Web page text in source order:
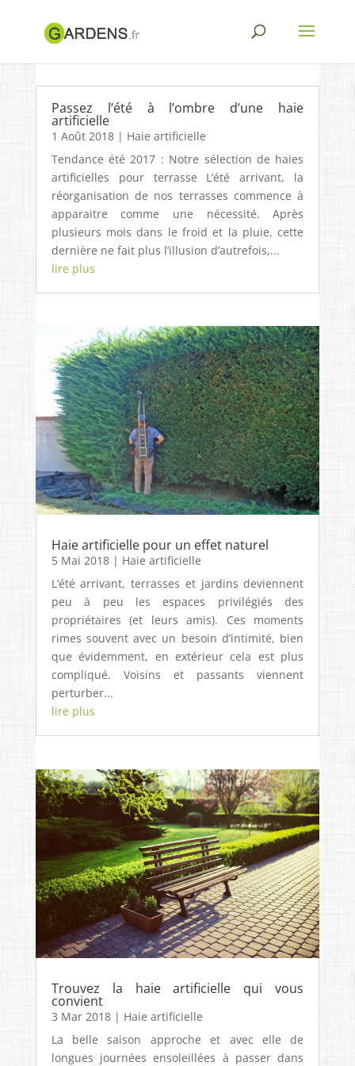
Passez l’été à l’ombre d’une haie
artificielle
1 Août 2018| Haie artificielle
Tendance été 2017 : Notre sélection de haies
artificielles pour terrasse L’été arrivant, la
réorganisation de nos terrasses commence à
apparaitre comme une nécessité. Après
plusieurs mois dans le froid et la pluie, cette
dernière ne fait plus l’illusion d’autrefois,...
lire plus
Haie artificielle pour un effet naturel
5 Mai 2018| Haie artificielle
L’été arrivant, terrasses et jardins deviennent
peu à peu les espaces privilégiés des
propriétaires (et leurs amis). Ces moments
rimes souvent avec un besoin d’intimité, bien
que évidemment, en extérieur cela est plus
compliqué. Voisins et passants viennent
perturber...
lire plus
Trouvez la haie artificielle qui vous
convient
3 Mar 2018| Haie artificielle
La belle saison approche et avec elle de
longues journées ensoleillées à passer dans